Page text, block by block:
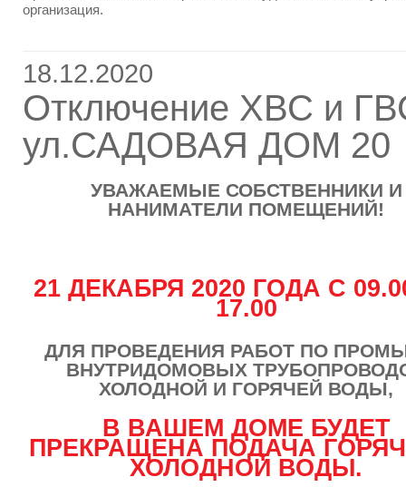
организация.
18.12.2020
Отключение ХВС и
ул.САДОВАЯ ДОМ 20
УВАЖАЕМЫЕ СОБСТВЕННИКИ И
НАНИМАТЕЛИ ПОМЕЩЕНИЙ!
21 ДЕКАБРЯ 2020 ГОДА С
17.00
ДЛЯ ПРОВЕДЕНИЯ РАБОТ ПО
ВНУТРИДОМОВЫХ
ХОЛОДНОЙ И ГОРЯЧЕЙ ВОДЫ,
В ВАШЕМ ДОМЕ БУДЕТ
ПРЕКРАЩЕНА ПОДАЧА
ХОЛОДНОЙ ВОДЫ.